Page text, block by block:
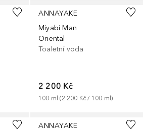
ANNAYAKE
Miyabi Man
Oriental
Toaletní voda
2 200 Kč
100 ml (2 200 Kč / 100 ml)
ANNAYAKE